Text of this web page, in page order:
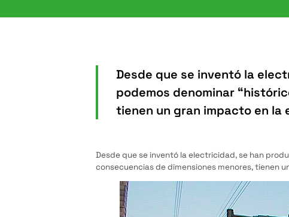
Desde que se inventó la
podemos denominar
tienen un gran impacto en la
Desde que se inventó la electricidad, se han
consecuencias de dimensiones menores, tienen